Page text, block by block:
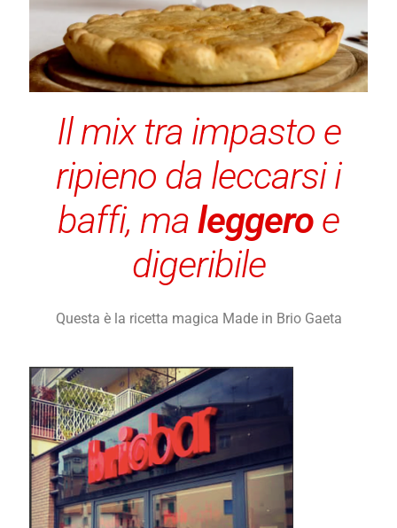
Il mix tra impasto e
ripieno da leccarsi i
baffi, ma leggero e
digeribile
Questa è la ricetta magica Made in Brio Gaeta